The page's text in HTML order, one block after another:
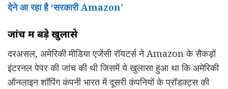
देने आ रहा है ‘सरकारी Amazon’
जांच में बड़े खुलासे
दरअसल, अमेरिकी मीडिया एजेंसी रॉयटर्स ने Amazon के सैकड़ों
इंटरनल पेपर की जांच की थी जिसमें ये खुलासा हुआ था कि अमेरिकी
ऑनलाइन शॉपिंग कंपनी भारत में दूसरी कंपनियों के प्रॉडक्ट्स की